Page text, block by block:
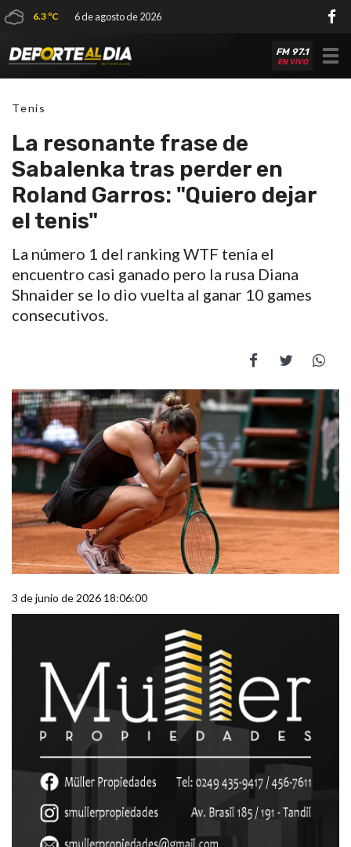
6.3 ºC 6 de agosto de 2026
FM 97.1
EN VIVO
Tenis
La resonante frase de
Sabalenka tras perder en
Roland Garros: "Quiero dejar
el tenis"
La número 1 del ranking WTF tenía el
encuentro casi ganado pero la rusa Diana
Shnaider se lo dio vuelta al ganar 10 games
consecutivos.
3 de junio de 2026 18:06:00